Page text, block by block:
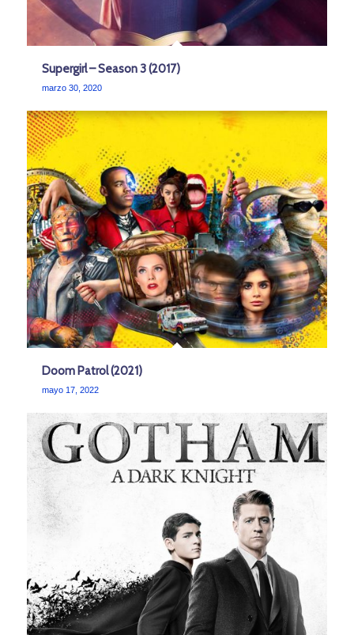
Supergirl – Season 3 (2017)
marzo 30, 2020
Doom Patrol (2021)
mayo 17, 2022